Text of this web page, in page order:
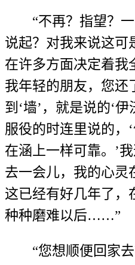
“不再？指望？
说起？对我来说这可
在许多方面决定着我
我年轻的朋友，您还
到‘墙’，就是说的‘
服役的时连里说的，
在涵上一样可靠。’
去一会儿，我的心灵
这已经有好几年了，
种种磨难以后……”
“您想顺便回家